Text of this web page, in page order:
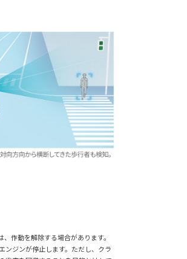
作動を解除する場合があります。
ンジンが停止します。ただし、クラ